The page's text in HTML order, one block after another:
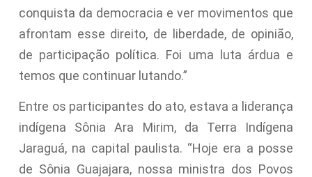
conquista da democracia e ver movimentos que
afrontam esse direito, de liberdade, de opinião,
de participação política. Foi uma luta árdua e
temos que continuar lutando.”
Entre os participantes do ato, estava a liderança
indígena Sônia Ara Mirim, da Terra Indígena
Jaraguá, na capital paulista. “Hoje era a posse
de Sônia Guajajara, nossa ministra dos Povos